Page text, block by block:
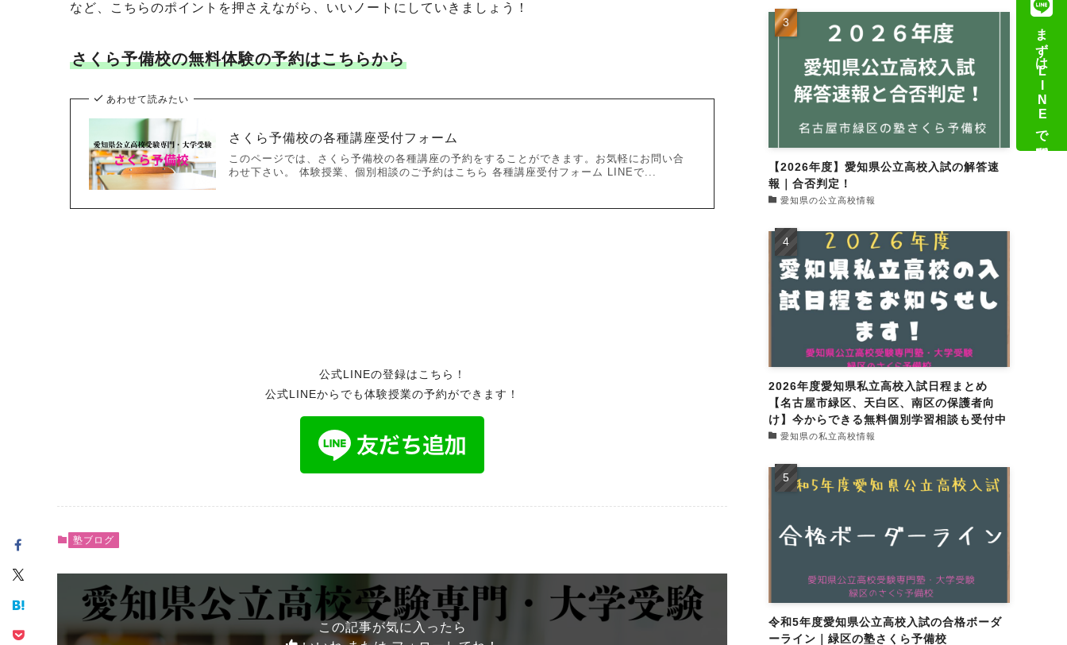
など、こちらのポイントを押さえながら、いいノートにしていきましょう！
さくら予備校の無料体験の予約はこちらから
あわせて読みたい
さくら予備校の各種講座受付フォーム
このページでは、さくら予備校の各種講座の予約をすることができます。お気軽にお問い合
わせ下さい。 体験授業、個別相談のご予約はこちら 各種講座受付フォーム LINEで...
公式LINEの登録はこちら！
公式LINEからでも体験授業の予約ができます！
塾ブログ
この記事が気に入ったら
【2026年度】愛知県公立高校入試の解答速
報｜合否判定！
愛知県の公立高校情報
2026年度愛知県私立高校入試日程まとめ
【名古屋市緑区、天白区、南区の保護者向
け】今からできる無料個別学習相談も受付中
愛知県の私立高校情報
令和5年度愛知県公立高校入試の合格ボーダ
ーライン｜緑区の塾さくら予備校
まずはLINEで質問